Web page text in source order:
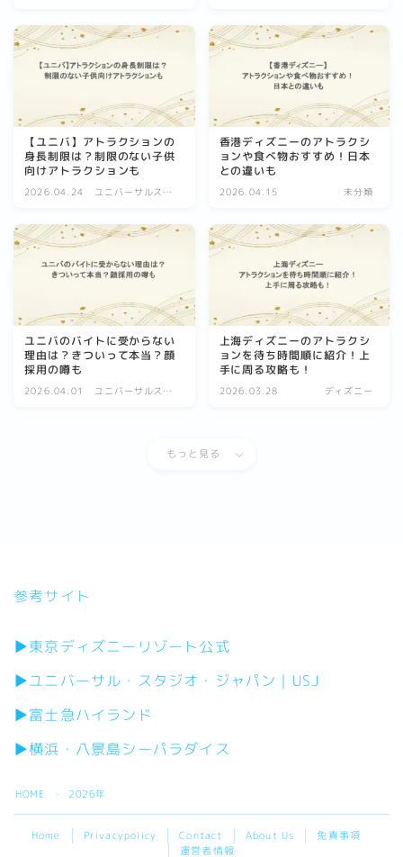
【ユニバ】アトラクションの
身長制限は？制限のない子供
向けアトラクションも
2026.04.24
ユニバーサルスタ
香港ディズニーのアトラクシ
ョンや食べ物おすすめ！日本
との違いも
2026.04.15 未分類
ユニバのバイトに受からない
理由は？きついって本当？顔
採用の噂も
2026.04.01
ユニバーサルスタ
上海ディズニーのアトラクシ
ョンを待ち時間順に紹介！上
手に周る攻略も！
2026.03.28 ディズニー
もっと見る
参考サイト
▶東京ディズニーリゾート公式
▶ユニバーサル・スタジオ・ジャパン｜USJ
▶富士急ハイランド
▶横浜・八景島シーパラダイス
HOME ＞ 2026年
Home Privacypolicy Contact About Us
免責事項
運営者情報